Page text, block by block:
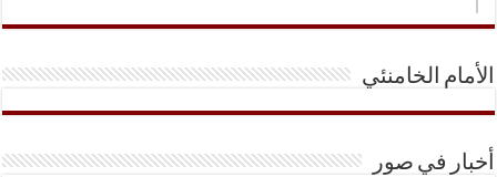
الأمام الخامنئي
أخبار في صور